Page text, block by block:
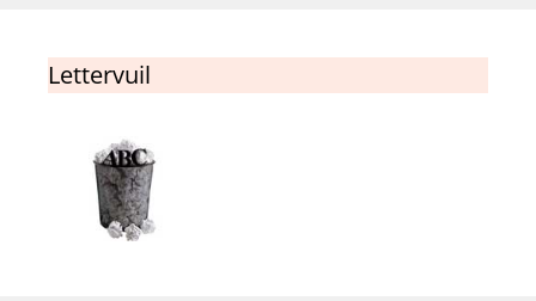
Lettervuil